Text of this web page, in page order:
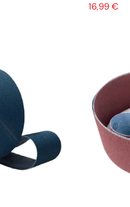
16,99 €